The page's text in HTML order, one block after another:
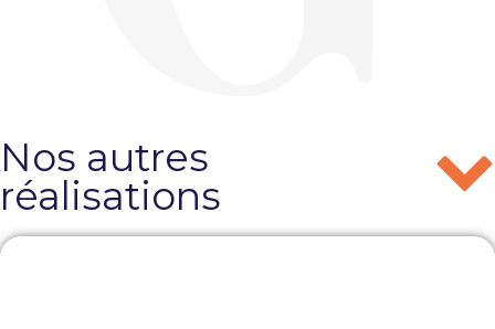
Nos autres
réalisations